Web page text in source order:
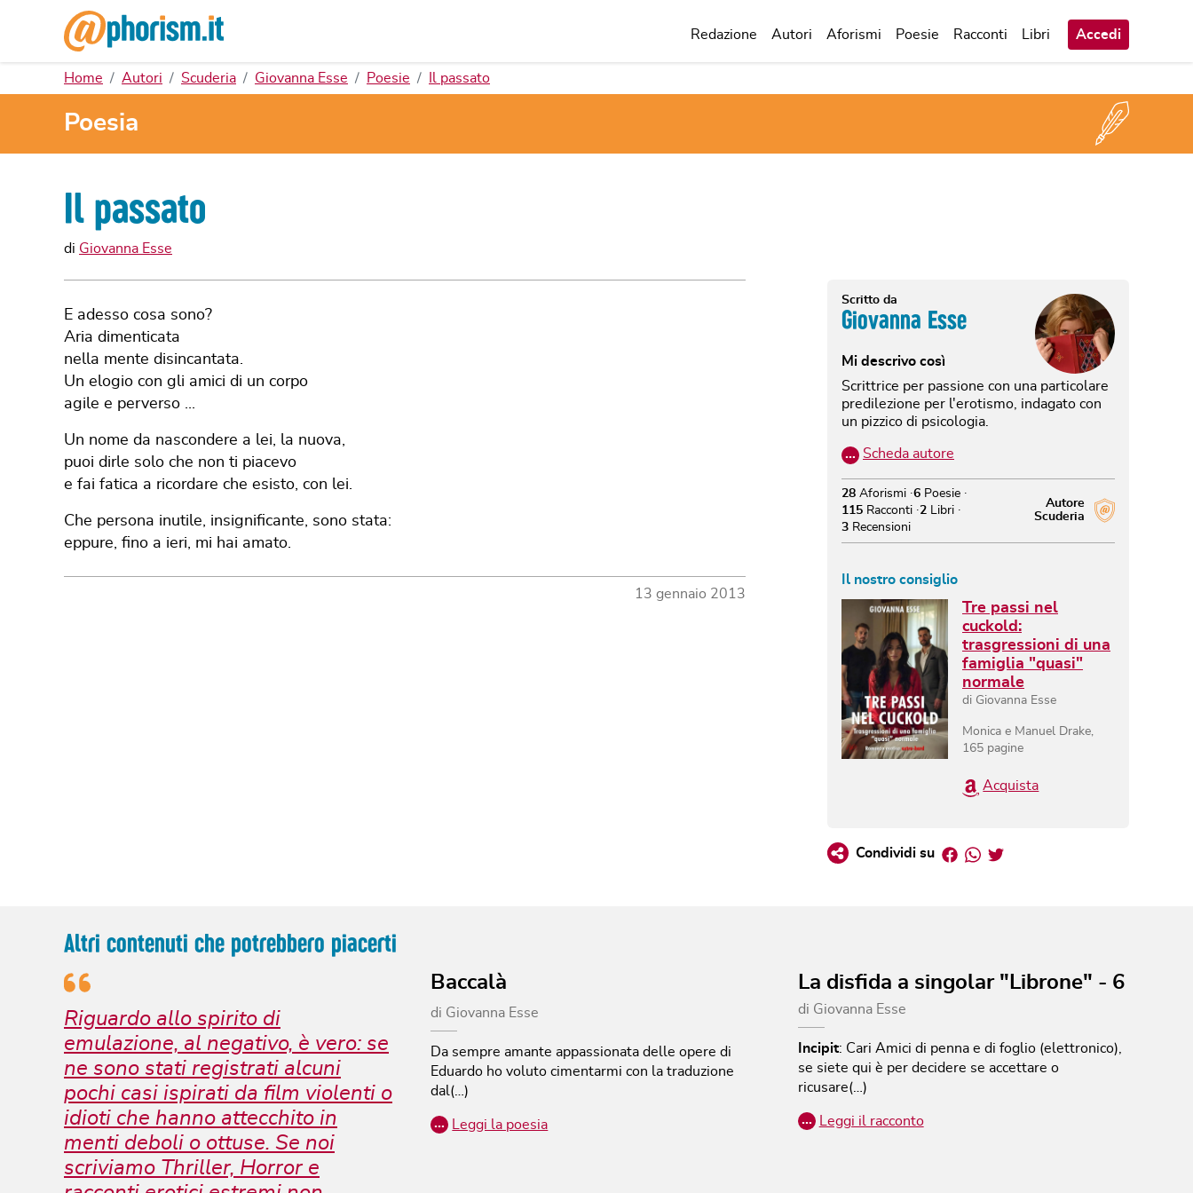
Redazione Autori Aforismi Poesie Racconti Libri Accedi
Home Autori Scuderia Giovanna Esse Poesie Il passato
Poesia
Il passato
di Giovanna Esse
E adesso cosa sono?
Aria dimenticata
nella mente disincantata.
Un elogio con gli amici di un corpo
agile e perverso ...
Un nome da nascondere a lei, la nuova,
puoi dirle solo che non ti piacevo
e fai fatica a ricordare che esisto, con lei.
Che persona inutile, insignificante, sono stata:
eppure, fino a ieri, mi hai amato.
13 gennaio 2013
Scritto da
Giovanna Esse
Mi descrivo così
Scrittrice per passione con una particolare
predilezione per l'erotismo, indagato con
un pizzico di psicologia.
… Scheda autore
Autore
Scuderia
28 Aforismi 6 Poesie
115 Racconti 2 Libri
3 Recensioni
Il nostro consiglio
Tre passi nel
cuckold:
trasgressioni di una
famiglia "quasi"
normale
di Giovanna Esse
Monica e Manuel Drake
165 pagine
Acquista
Condividi su Facebook
Whatsapp
Twitter
Altri contenuti che potrebbero piacerti
Riguardo allo spirito di
emulazione, al negativo, è vero: se
ne sono stati registrati alcuni
pochi casi ispirati da film violenti o
idioti che hanno attecchito in
menti deboli o ottuse. Se noi
scriviamo Thriller, Horror e
Baccalà
di Giovanna Esse
Da sempre amante appassionata delle opere di
Eduardo ho voluto cimentarmi con la traduzione
dal(…)
… Leggi la poesia
La disfida a singolar "Librone" - 6
di Giovanna Esse
Incipit: Cari Amici di penna e di foglio (elettronico),
se siete qui è per decidere se accettare o
ricusare(…)
… Leggi il racconto